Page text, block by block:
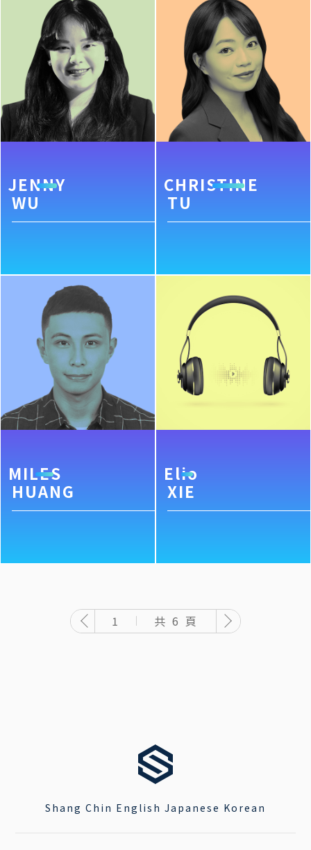
JENNY
WU
CHRISTINE
TU
MILES
HUANG
Elio
XIE
1 共 6 頁
Shang Chin English Japanese Korean